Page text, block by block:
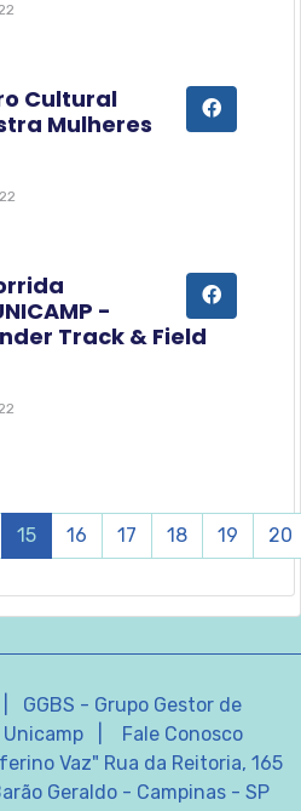
Cultural
Mulheres
-
Track & Field
15(
c
u
r
r
n
t
)
16 17 18 19 20
- Grupo Gestor de
Unicamp | Fale Conosco
Vaz" Rua da Reitoria, 165
Geraldo - Campinas - SP